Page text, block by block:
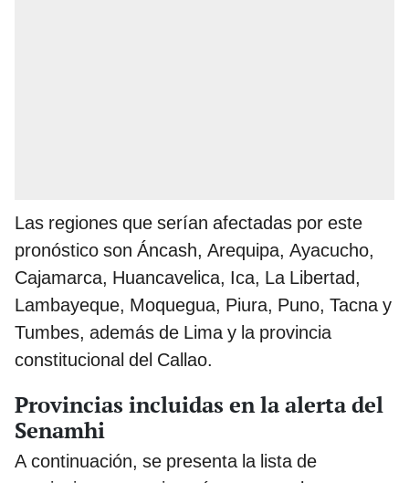
Las regiones que serían afectadas por este
pronóstico son Áncash, Arequipa, Ayacucho,
Cajamarca, Huancavelica, Ica, La Libertad,
Lambayeque, Moquegua, Piura, Puno, Tacna y
Tumbes, además de Lima y la provincia
constitucional del Callao.
Provincias incluidas en la alerta del
Senamhi
A continuación, se presenta la lista de